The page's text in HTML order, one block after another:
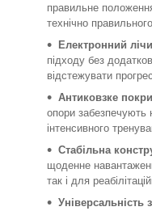
правильне
технічно
Електронний
підходу без
відстежувати
Антиковзке
опори забезпечують
інтенсивного
Стабільна
щоденне
так і для
Універсальність